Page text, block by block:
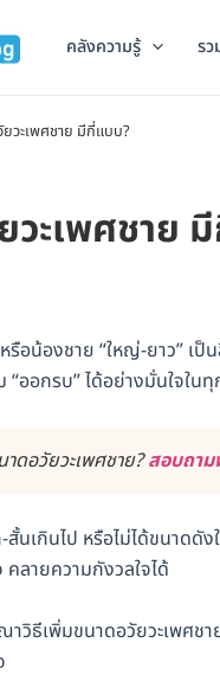
คลังความรู้ ร
วะเพศชาย มีกี่แบบ?
วะเพศชาย
รือน้องชาย “ใหญ่-ยาว” เ
“ออกรบ” ได้อย่างมั่นใจใน
ดอวัยวะเพศชาย?สอบถาม
นเกินไป หรือไม่ได้ขนาดดั
ลายความกังวลใจได้
วิธีเพิ่มขนาดอวัยวะเพศช